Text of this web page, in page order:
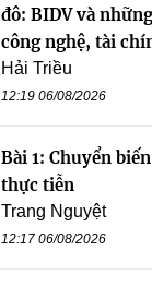
đô: BIDV và
công nghệ, tài
Hải Triều
12:19 06/08/2026
Bài 1: Chuyển
thực tiễn
Trang Nguyệt
12:17 06/08/2026